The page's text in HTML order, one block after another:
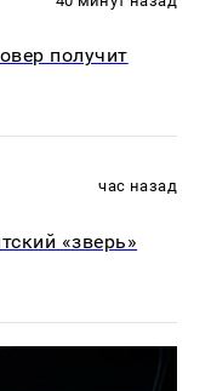
получит
час назад
«зверь»